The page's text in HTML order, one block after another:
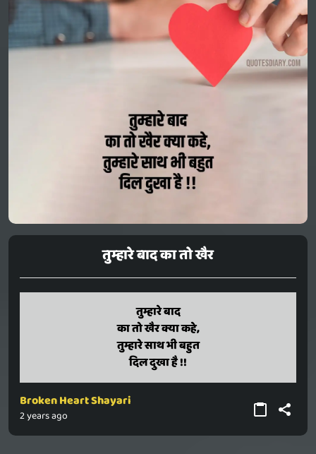
तुम्हारे बाद का तो खैर
तुम्हारे बाद
का तो खैर क्या कहे,
तुम्हारे साथ भी बहुत
दिल दुखा है !!
tumhaare baad
ka to khair kya kahe,
tumhaare saath bhi bahut
dil dukha hai !!
Broken Heart Shayari
2 years ago